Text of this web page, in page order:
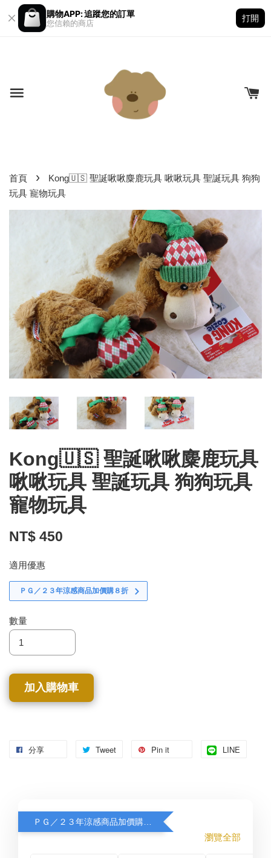
購物APP: 追蹤您的訂單
您信賴的商店
打開
首頁 ›
Kong🇺🇸 聖誕啾啾麋鹿玩具 啾啾玩具 聖誕玩具 狗狗
玩具 寵物玩具
Kong🇺🇸 聖誕啾啾麋鹿玩具
啾啾玩具 聖誕玩具 狗狗玩具
寵物玩具
NT$ 450
適用優惠
ＰＧ／２３年涼感商品加價購８折
數量
加入購物車
分享 Tweet Pin it LINE
ＰＧ／２３年涼感商品加價購８折
瀏覽全部